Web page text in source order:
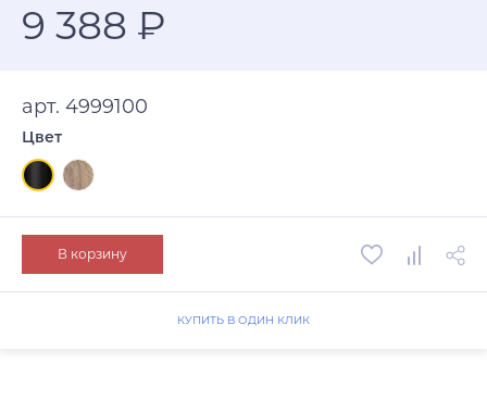
9 388 ₽
арт. 4999100
Цвет
В корзину
КУПИТЬ В ОДИН КЛИК